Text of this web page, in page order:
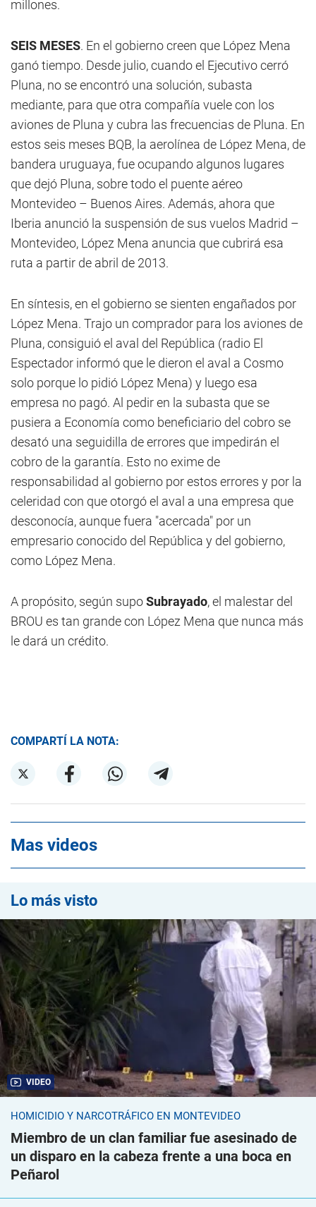
millones.
SEIS MESES. En el gobierno creen que López Mena
ganó tiempo. Desde julio, cuando el Ejecutivo cerró
Pluna, no se encontró una solución, subasta
mediante, para que otra compañía vuele con los
aviones de Pluna y cubra las frecuencias de Pluna. En
estos seis meses BQB, la aerolínea de López Mena, de
bandera uruguaya, fue ocupando algunos lugares
que dejó Pluna, sobre todo el puente aéreo
Montevideo – Buenos Aires. Además, ahora que
Iberia anunció la suspensión de sus vuelos Madrid –
Montevideo, López Mena anuncia que cubrirá esa
ruta a partir de abril de 2013.
En síntesis, en el gobierno se sienten engañados por
López Mena. Trajo un comprador para los aviones de
Pluna, consiguió el aval del República (radio El
Espectador informó que le dieron el aval a Cosmo
solo porque lo pidió López Mena) y luego esa
empresa no pagó. Al pedir en la subasta que se
pusiera a Economía como beneficiario del cobro se
desató una seguidilla de errores que impedirán el
cobro de la garantía. Esto no exime de
responsabilidad al gobierno por estos errores y por la
celeridad con que otorgó el aval a una empresa que
desconocía, aunque fuera "acercada" por un
empresario conocido del República y del gobierno,
como López Mena.
A propósito, según supoSubrayado, el malestar del
BROU es tan grande con López Mena que nunca más
le dará un crédito.
COMPARTÍ LA NOTA:
Mas videos
Lo más visto
VIDEO
HOMICIDIO Y NARCOTRÁFICO EN MONTEVIDEO
Miembro de un clan familiar fue asesinado de
un disparo en la cabeza frente a una boca en
Peñarol